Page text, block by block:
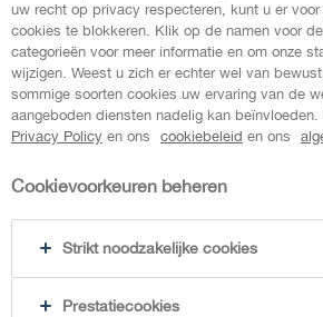
Er is geen lekkerdere vanille
die van Melkunie!
uw recht op privacy respecteren, kunt u er
cookies te blokkeren. Klik op de namen voor
categorieën voor meer informatie en om onze
wijzigen. Weest u zich er echter wel van
sommige soorten cookies uw ervaring van de
aangeboden diensten nadelig kan
Privacy Policy en ons cookiebeleid en ons
Cookievoorkeuren beheren
Strikt noodzakelijke cookies
Prestatiecookies